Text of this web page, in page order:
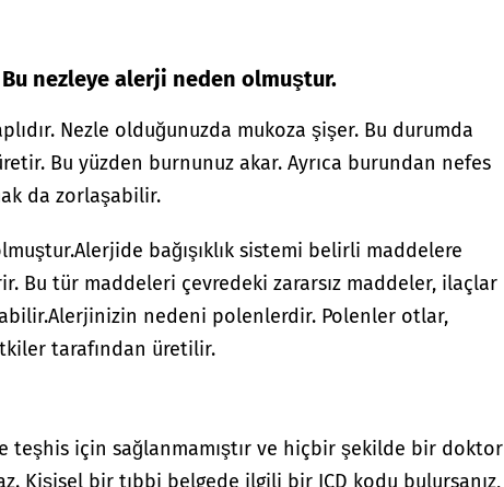
nezleye alerji neden olmuştur.
Nezle olduğunuzda mukoza şişer. Bu durumda
Bu yüzden burnunuz akar. Ayrıca burundan nefes
da zorlaşabilir.
Alerjide bağışıklık sistemi belirli maddelere
Bu tür maddeleri çevredeki zararsız maddeler, ilaçlar
Alerjinizin nedeni polenlerdir. Polenler otlar,
tarafından üretilir.
teşhis için sağlanmamıştır ve hiçbir şekilde bir doktor
Kişisel bir tıbbi belgede ilgili bir ICD kodu bulursanız,